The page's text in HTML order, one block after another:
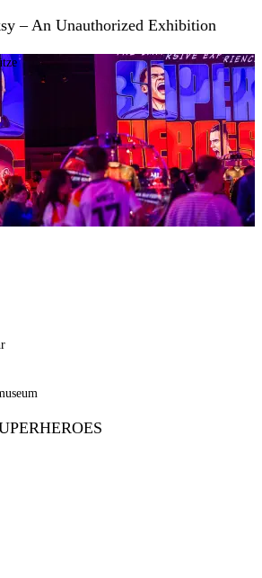
– An Unauthorized Exhibition